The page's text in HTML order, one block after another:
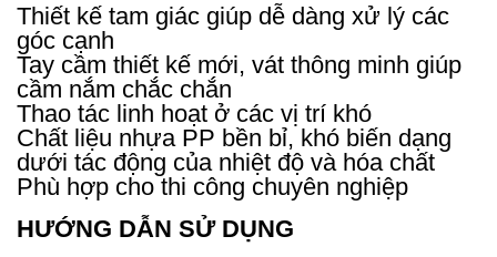
Thiết kế tam giác giúp dễ dàng xử lý các
góc cạnh
Tay cầm thiết kế mới, vát thông minh giúp
cầm nắm chắc chắn
Thao tác linh hoạt ở các vị trí khó
Chất liệu nhựa PP bền bỉ, khó biến dạng
dưới tác động của nhiệt độ và hóa chất
Phù hợp cho thi công chuyên nghiệp
HƯỚNG DẪN SỬ DỤNG